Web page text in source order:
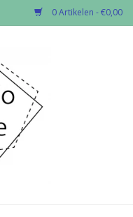
0 Artikelen - €0,00